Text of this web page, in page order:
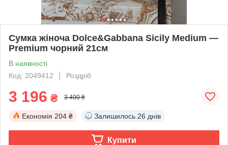
Сумка жіноча Dolce&Gabbana Sicily Medium —
Premium чорний 21см
В наявності
Код: 2049412
Роздріб
3 196 ₴ 3 400 ₴
Економія 204 ₴ Залишилось 26 днів
Купити